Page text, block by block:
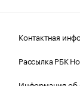
Контактная
Рассылка РБК